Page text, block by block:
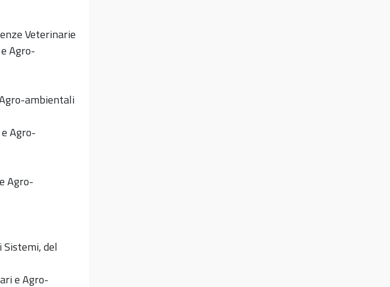
Veterinarie
Agro-
ambientali
Agro-
Agro-
Sistemi, del
e Agro-